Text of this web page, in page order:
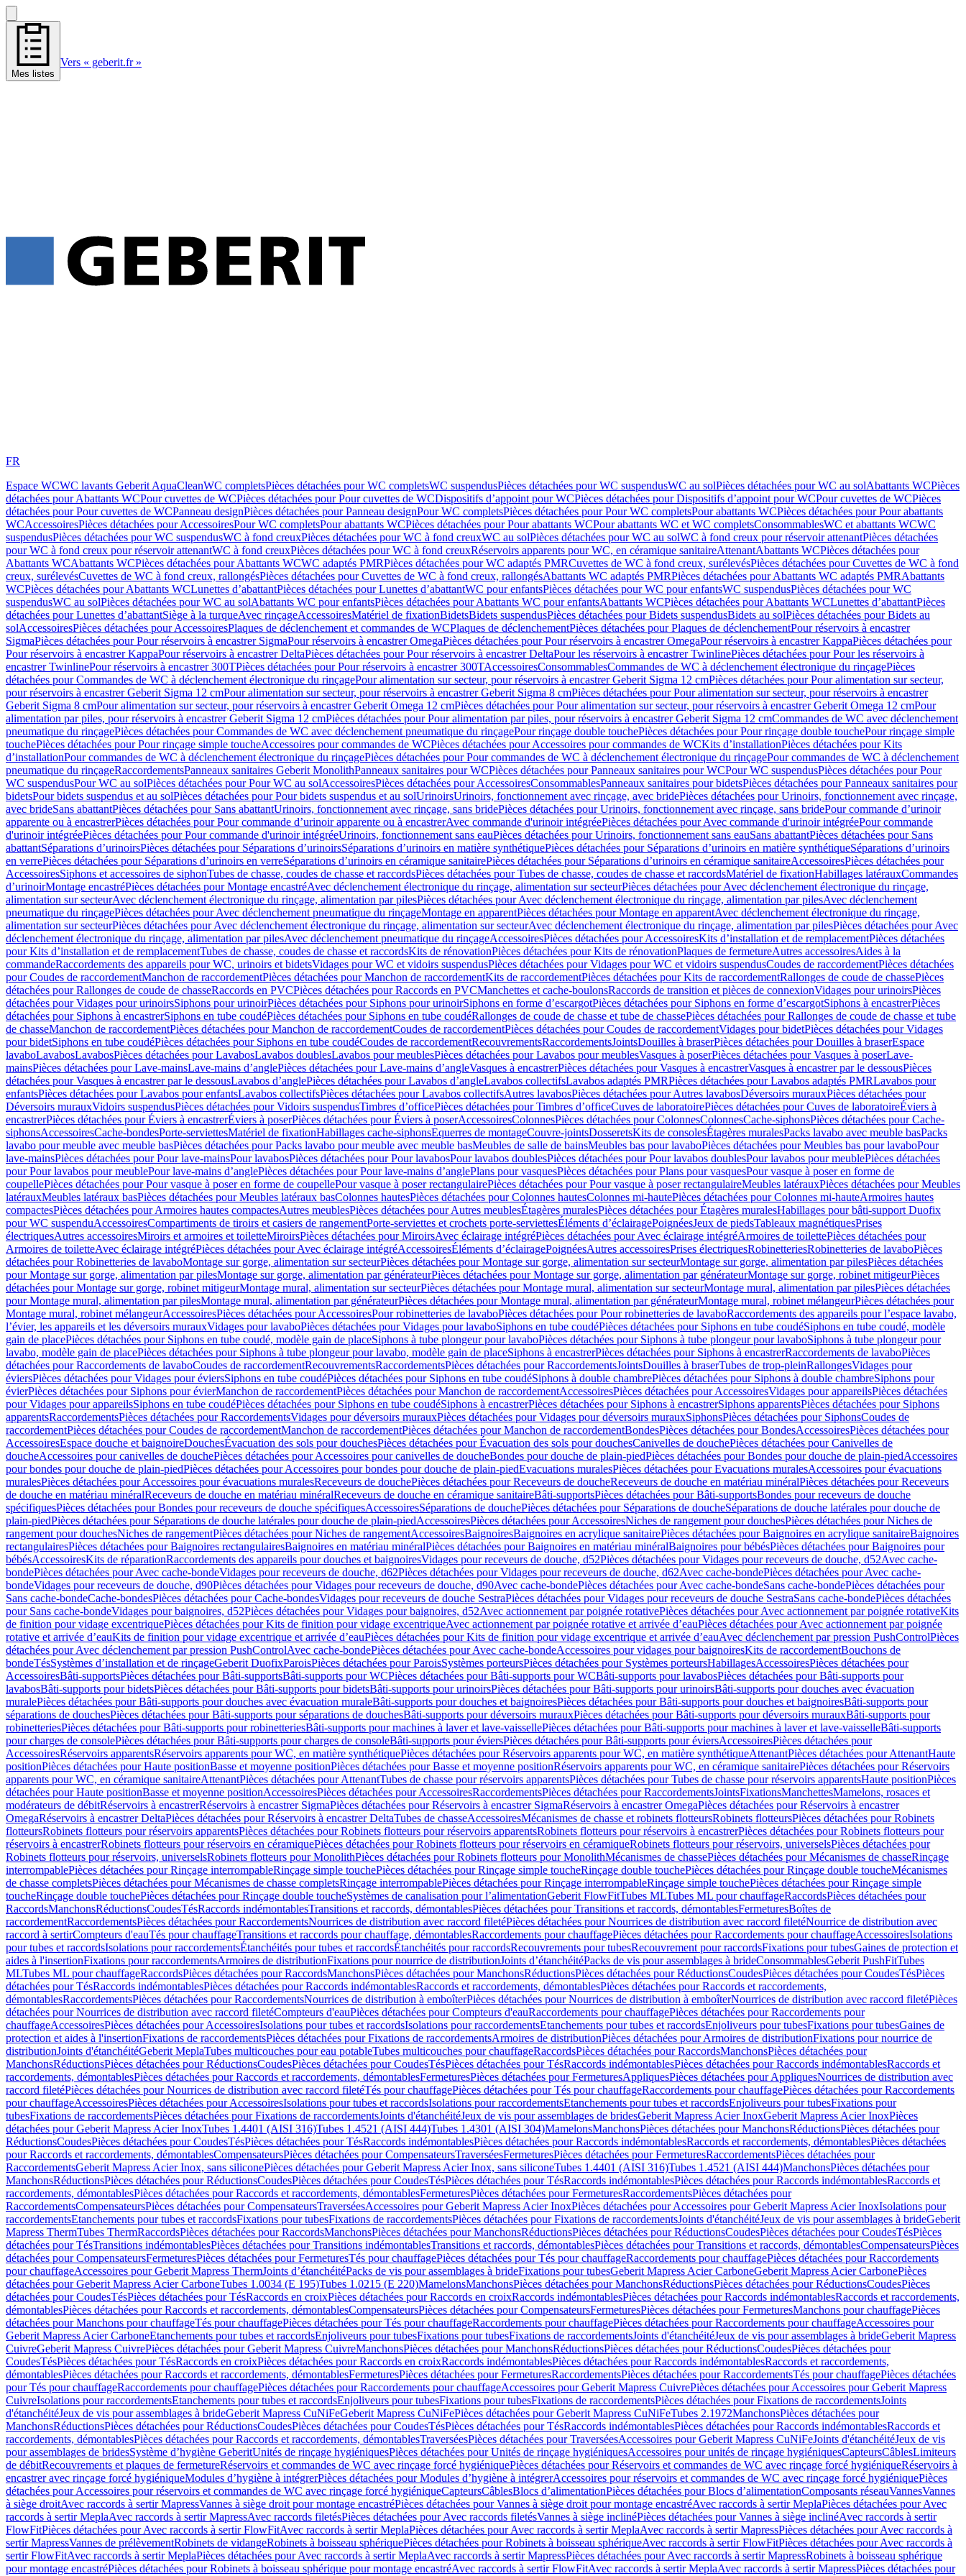
Mes listes
Vers « geberit.fr »
FR
Espace WCWC lavants Geberit AquaCleanWC completsPièces détachées pour WC completsWC suspendusPièces détachées pour WC suspendusWC au solPièces détachées pour WC au solAbattants WCPièces
détachées pour Abattants WCPour cuvettes de WCPièces détachées pour Pour cuvettes de WCDispositifs d’appoint pour WCPièces détachées pour Dispositifs d’appoint pour WCPour cuvettes de WCPièces
détachées pour Pour cuvettes de WCPanneau designPièces détachées pour Panneau designPour WC completsPièces détachées pour Pour WC completsPour abattants WCPièces détachées pour Pour abattants
WCAccessoiresPièces détachées pour AccessoiresPour WC completsPour abattants WCPièces détachées pour Pour abattants WCPour abattants WC et WC completsConsommablesWC et abattants WCWC
suspendusPièces détachées pour WC suspendusWC à fond creuxPièces détachées pour WC à fond creuxWC au solPièces détachées pour WC au solWC à fond creux pour réservoir attenantPièces détachées
pour WC à fond creux pour réservoir attenantWC à fond creuxPièces détachées pour WC à fond creuxRéservoirs apparents pour WC, en céramique sanitaireAttenantAbattants WCPièces détachées pour
Abattants WCAbattants WCPièces détachées pour Abattants WCWC adaptés PMRPièces détachées pour WC adaptés PMRCuvettes de WC à fond creux, surélevésPièces détachées pour Cuvettes de WC à fond
creux, surélevésCuvettes de WC à fond creux, rallongésPièces détachées pour Cuvettes de WC à fond creux, rallongésAbattants WC adaptés PMRPièces détachées pour Abattants WC adaptés PMRAbattants
WCPièces détachées pour Abattants WCLunettes d’abattantPièces détachées pour Lunettes d’abattantWC pour enfantsPièces détachées pour WC pour enfantsWC suspendusPièces détachées pour WC
suspendusWC au solPièces détachées pour WC au solAbattants WC pour enfantsPièces détachées pour Abattants WC pour enfantsAbattants WCPièces détachées pour Abattants WCLunettes d’abattantPièces
détachées pour Lunettes d’abattantSiège à la turqueAvec rinçageAccessoiresMatériel de fixationBidetsBidets suspendusPièces détachées pour Bidets suspendusBidets au solPièces détachées pour Bidets au
solAccessoiresPièces détachées pour AccessoiresPlaques de déclenchement et commandes de WCPlaques de déclenchementPièces détachées pour Plaques de déclenchementPour réservoirs à encastrer
SigmaPièces détachées pour Pour réservoirs à encastrer SigmaPour réservoirs à encastrer OmegaPièces détachées pour Pour réservoirs à encastrer OmegaPour réservoirs à encastrer KappaPièces détachées pour
Pour réservoirs à encastrer KappaPour réservoirs à encastrer DeltaPièces détachées pour Pour réservoirs à encastrer DeltaPour les réservoirs à encastrer TwinlinePièces détachées pour Pour les réservoirs à
encastrer TwinlinePour réservoirs à encastrer 300TPièces détachées pour Pour réservoirs à encastrer 300TAccessoiresConsommablesCommandes de WC à déclenchement électronique du rinçagePièces
détachées pour Commandes de WC à déclenchement électronique du rinçagePour alimentation sur secteur, pour réservoirs à encastrer Geberit Sigma 12 cmPièces détachées pour Pour alimentation sur secteur,
pour réservoirs à encastrer Geberit Sigma 12 cmPour alimentation sur secteur, pour réservoirs à encastrer Geberit Sigma 8 cmPièces détachées pour Pour alimentation sur secteur, pour réservoirs à encastrer
Geberit Sigma 8 cmPour alimentation sur secteur, pour réservoirs à encastrer Geberit Omega 12 cmPièces détachées pour Pour alimentation sur secteur, pour réservoirs à encastrer Geberit Omega 12 cmPour
alimentation par piles, pour réservoirs à encastrer Geberit Sigma 12 cmPièces détachées pour Pour alimentation par piles, pour réservoirs à encastrer Geberit Sigma 12 cmCommandes de WC avec déclenchement
pneumatique du rinçagePièces détachées pour Commandes de WC avec déclenchement pneumatique du rinçagePour rinçage double touchePièces détachées pour Pour rinçage double touchePour rinçage simple
touchePièces détachées pour Pour rinçage simple toucheAccessoires pour commandes de WCPièces détachées pour Accessoires pour commandes de WCKits d’installationPièces détachées pour Kits
d’installationPour commandes de WC à déclenchement électronique du rinçagePièces détachées pour Pour commandes de WC à déclenchement électronique du rinçagePour commandes de WC à déclenchement
pneumatique du rinçageRaccordementsPanneaux sanitaires Geberit MonolithPanneaux sanitaires pour WCPièces détachées pour Panneaux sanitaires pour WCPour WC suspendusPièces détachées pour Pour
WC suspendusPour WC au solPièces détachées pour Pour WC au solAccessoiresPièces détachées pour AccessoiresConsommablesPanneaux sanitaires pour bidetsPièces détachées pour Panneaux sanitaires pour
bidetsPour bidets suspendus et au solPièces détachées pour Pour bidets suspendus et au solUrinoirsUrinoirs, fonctionnement avec rinçage, avec bridePièces détachées pour Urinoirs, fonctionnement avec rinçage,
avec brideSans abattantPièces détachées pour Sans abattantUrinoirs, fonctionnement avec rinçage, sans bridePièces détachées pour Urinoirs, fonctionnement avec rinçage, sans bridePour commande d’urinoir
apparente ou à encastrerPièces détachées pour Pour commande d’urinoir apparente ou à encastrerAvec commande d'urinoir intégréePièces détachées pour Avec commande d'urinoir intégréePour commande
d'urinoir intégréePièces détachées pour Pour commande d'urinoir intégréeUrinoirs, fonctionnement sans eauPièces détachées pour Urinoirs, fonctionnement sans eauSans abattantPièces détachées pour Sans
abattantSéparations d’urinoirsPièces détachées pour Séparations d’urinoirsSéparations d’urinoirs en matière synthétiquePièces détachées pour Séparations d’urinoirs en matière synthétiqueSéparations d’urinoirs
en verrePièces détachées pour Séparations d’urinoirs en verreSéparations d’urinoirs en céramique sanitairePièces détachées pour Séparations d’urinoirs en céramique sanitaireAccessoiresPièces détachées pour
AccessoiresSiphons et accessoires de siphonTubes de chasse, coudes de chasse et raccordsPièces détachées pour Tubes de chasse, coudes de chasse et raccordsMatériel de fixationHabillages latérauxCommandes
dʼurinoirMontage encastréPièces détachées pour Montage encastréAvec déclenchement électronique du rinçage, alimentation sur secteurPièces détachées pour Avec déclenchement électronique du rinçage,
alimentation sur secteurAvec déclenchement électronique du rinçage, alimentation par pilesPièces détachées pour Avec déclenchement électronique du rinçage, alimentation par pilesAvec déclenchement
pneumatique du rinçagePièces détachées pour Avec déclenchement pneumatique du rinçageMontage en apparentPièces détachées pour Montage en apparentAvec déclenchement électronique du rinçage,
alimentation sur secteurPièces détachées pour Avec déclenchement électronique du rinçage, alimentation sur secteurAvec déclenchement électronique du rinçage, alimentation par pilesPièces détachées pour Avec
déclenchement électronique du rinçage, alimentation par pilesAvec déclenchement pneumatique du rinçageAccessoiresPièces détachées pour AccessoiresKits d’installation et de remplacementPièces détachées
pour Kits d’installation et de remplacementTubes de chasse, coudes de chasse et raccordsKits de rénovationPièces détachées pour Kits de rénovationPlaques de fermetureAutres accessoiresAides à la
commandeRaccordements des appareils pour WC, urinoirs et bidetsVidages pour WC et vidoirs suspendusPièces détachées pour Vidages pour WC et vidoirs suspendusCoudes de raccordementPièces détachées
pour Coudes de raccordementManchon de raccordementPièces détachées pour Manchon de raccordementKits de raccordementPièces détachées pour Kits de raccordementRallonges de coude de chassePièces
détachées pour Rallonges de coude de chasseRaccords en PVCPièces détachées pour Raccords en PVCManchettes et cache-boulonsRaccords de transition et pièces de connexionVidages pour urinoirsPièces
détachées pour Vidages pour urinoirsSiphons pour urinoirPièces détachées pour Siphons pour urinoirSiphons en forme d’escargotPièces détachées pour Siphons en forme d’escargotSiphons à encastrerPièces
détachées pour Siphons à encastrerSiphons en tube coudéPièces détachées pour Siphons en tube coudéRallonges de coude de chasse et tube de chassePièces détachées pour Rallonges de coude de chasse et tube
de chasseManchon de raccordementPièces détachées pour Manchon de raccordementCoudes de raccordementPièces détachées pour Coudes de raccordementVidages pour bidetPièces détachées pour Vidages
pour bidetSiphons en tube coudéPièces détachées pour Siphons en tube coudéCoudes de raccordementRecouvrementsRaccordementsJointsDouilles à braserPièces détachées pour Douilles à braserEspace
lavaboLavabosLavabosPièces détachées pour LavabosLavabos doublesLavabos pour meublesPièces détachées pour Lavabos pour meublesVasques à poserPièces détachées pour Vasques à poserLave-
mainsPièces détachées pour Lave-mainsLave-mains d’anglePièces détachées pour Lave-mains d’angleVasques à encastrerPièces détachées pour Vasques à encastrerVasques à encastrer par le dessousPièces
détachées pour Vasques à encastrer par le dessousLavabos d’anglePièces détachées pour Lavabos d’angleLavabos collectifsLavabos adaptés PMRPièces détachées pour Lavabos adaptés PMRLavabos pour
enfantsPièces détachées pour Lavabos pour enfantsLavabos collectifsPièces détachées pour Lavabos collectifsAutres lavabosPièces détachées pour Autres lavabosDéversoirs murauxPièces détachées pour
Déversoirs murauxVidoirs suspendusPièces détachées pour Vidoirs suspendusTimbres dʼofficePièces détachées pour Timbres dʼofficeCuves de laboratoirePièces détachées pour Cuves de laboratoireÉviers à
encastrerPièces détachées pour Éviers à encastrerÉviers à poserPièces détachées pour Éviers à poserAccessoiresColonnesPièces détachées pour ColonnesColonnesCache-siphonsPièces détachées pour Cache-
siphonsAccessoiresCache-bondesPorte-serviettesMatériel de fixationHabillages cache-siphonsEquerres de montageCouvre-jointsDosseretsKits de consolesÉtagères muralesPacks lavabo avec meuble basPacks
lavabo pour meuble avec meuble basPièces détachées pour Packs lavabo pour meuble avec meuble basMeubles de salle de bainsMeubles bas pour lavaboPièces détachées pour Meubles bas pour lavaboPour
lave-mainsPièces détachées pour Pour lave-mainsPour lavabosPièces détachées pour Pour lavabosPour lavabos doublesPièces détachées pour Pour lavabos doublesPour lavabos pour meublePièces détachées
pour Pour lavabos pour meublePour lave-mains d’anglePièces détachées pour Pour lave-mains d’anglePlans pour vasquesPièces détachées pour Plans pour vasquesPour vasque à poser en forme de
coupellePièces détachées pour Pour vasque à poser en forme de coupellePour vasque à poser rectangulairePièces détachées pour Pour vasque à poser rectangulaireMeubles latérauxPièces détachées pour Meubles
latérauxMeubles latéraux basPièces détachées pour Meubles latéraux basColonnes hautesPièces détachées pour Colonnes hautesColonnes mi-hautePièces détachées pour Colonnes mi-hauteArmoires hautes
compactesPièces détachées pour Armoires hautes compactesAutres meublesPièces détachées pour Autres meublesÉtagères muralesPièces détachées pour Étagères muralesHabillages pour bâti-support Duofix
pour WC suspenduAccessoiresCompartiments de tiroirs et casiers de rangementPorte-serviettes et crochets porte-serviettesÉléments d’éclairagePoignéesJeux de piedsTableaux magnétiquesPrises
électriquesAutres accessoiresMiroirs et armoires et toiletteMiroirsPièces détachées pour MiroirsAvec éclairage intégréPièces détachées pour Avec éclairage intégréArmoires de toilettePièces détachées pour
Armoires de toiletteAvec éclairage intégréPièces détachées pour Avec éclairage intégréAccessoiresÉléments d’éclairagePoignéesAutres accessoiresPrises électriquesRobinetteriesRobinetteries de lavaboPièces
détachées pour Robinetteries de lavaboMontage sur gorge, alimentation sur secteurPièces détachées pour Montage sur gorge, alimentation sur secteurMontage sur gorge, alimentation par pilesPièces détachées
pour Montage sur gorge, alimentation par pilesMontage sur gorge, alimentation par générateurPièces détachées pour Montage sur gorge, alimentation par générateurMontage sur gorge, robinet mitigeurPièces
détachées pour Montage sur gorge, robinet mitigeurMontage mural, alimentation sur secteurPièces détachées pour Montage mural, alimentation sur secteurMontage mural, alimentation par pilesPièces détachées
pour Montage mural, alimentation par pilesMontage mural, alimentation par générateurPièces détachées pour Montage mural, alimentation par générateurMontage mural, robinet mélangeurPièces détachées pour
Montage mural, robinet mélangeurAccessoiresPièces détachées pour AccessoiresPour robinetteries de lavaboPièces détachées pour Pour robinetteries de lavaboRaccordements des appareils pour l’espace lavabo,
l’évier, les appareils et les déversoirs murauxVidages pour lavaboPièces détachées pour Vidages pour lavaboSiphons en tube coudéPièces détachées pour Siphons en tube coudéSiphons en tube coudé, modèle
gain de placePièces détachées pour Siphons en tube coudé, modèle gain de placeSiphons à tube plongeur pour lavaboPièces détachées pour Siphons à tube plongeur pour lavaboSiphons à tube plongeur pour
lavabo, modèle gain de placePièces détachées pour Siphons à tube plongeur pour lavabo, modèle gain de placeSiphons à encastrerPièces détachées pour Siphons à encastrerRaccordements de lavaboPièces
détachées pour Raccordements de lavaboCoudes de raccordementRecouvrementsRaccordementsPièces détachées pour RaccordementsJointsDouilles à braserTubes de trop-pleinRallongesVidages pour
éviersPièces détachées pour Vidages pour éviersSiphons en tube coudéPièces détachées pour Siphons en tube coudéSiphons à double chambrePièces détachées pour Siphons à double chambreSiphons pour
évierPièces détachées pour Siphons pour évierManchon de raccordementPièces détachées pour Manchon de raccordementAccessoiresPièces détachées pour AccessoiresVidages pour appareilsPièces détachées
pour Vidages pour appareilsSiphons en tube coudéPièces détachées pour Siphons en tube coudéSiphons à encastrerPièces détachées pour Siphons à encastrerSiphons apparentsPièces détachées pour Siphons
apparentsRaccordementsPièces détachées pour RaccordementsVidages pour déversoirs murauxPièces détachées pour Vidages pour déversoirs murauxSiphonsPièces détachées pour SiphonsCoudes de
raccordementPièces détachées pour Coudes de raccordementManchon de raccordementPièces détachées pour Manchon de raccordementBondesPièces détachées pour BondesAccessoiresPièces détachées pour
AccessoiresEspace douche et baignoireDouchesÉvacuation des sols pour douchesPièces détachées pour Évacuation des sols pour douchesCanivelles de douchePièces détachées pour Canivelles de
doucheAccessoires pour canivelles de douchePièces détachées pour Accessoires pour canivelles de doucheBondes pour douche de plain-piedPièces détachées pour Bondes pour douche de plain-piedAccessoires
pour bondes pour douche de plain-piedPièces détachées pour Accessoires pour bondes pour douche de plain-piedEvacuations muralesPièces détachées pour Evacuations muralesAccessoires pour évacuations
muralesPièces détachées pour Accessoires pour évacuations muralesReceveurs de douchePièces détachées pour Receveurs de doucheReceveurs de douche en matériau minéralPièces détachées pour Receveurs
de douche en matériau minéralReceveurs de douche en matériau minéralReceveurs de douche en céramique sanitaireBâti-supportsPièces détachées pour Bâti-supportsBondes pour receveurs de douche
spécifiquesPièces détachées pour Bondes pour receveurs de douche spécifiquesAccessoiresSéparations de douchePièces détachées pour Séparations de doucheSéparations de douche latérales pour douche de
plain-piedPièces détachées pour Séparations de douche latérales pour douche de plain-piedAccessoiresPièces détachées pour AccessoiresNiches de rangement pour douchesPièces détachées pour Niches de
rangement pour douchesNiches de rangementPièces détachées pour Niches de rangementAccessoiresBaignoiresBaignoires en acrylique sanitairePièces détachées pour Baignoires en acrylique sanitaireBaignoires
rectangulairesPièces détachées pour Baignoires rectangulairesBaignoires en matériau minéralPièces détachées pour Baignoires en matériau minéralBaignoires pour bébésPièces détachées pour Baignoires pour
bébésAccessoiresKits de réparationRaccordements des appareils pour douches et baignoiresVidages pour receveurs de douche, d52Pièces détachées pour Vidages pour receveurs de douche, d52Avec cache-
bondePièces détachées pour Avec cache-bondeVidages pour receveurs de douche, d62Pièces détachées pour Vidages pour receveurs de douche, d62Avec cache-bondePièces détachées pour Avec cache-
bondeVidages pour receveurs de douche, d90Pièces détachées pour Vidages pour receveurs de douche, d90Avec cache-bondePièces détachées pour Avec cache-bondeSans cache-bondePièces détachées pour
Sans cache-bondeCache-bondesPièces détachées pour Cache-bondesVidages pour receveurs de douche SestraPièces détachées pour Vidages pour receveurs de douche SestraSans cache-bondePièces détachées
pour Sans cache-bondeVidages pour baignoires, d52Pièces détachées pour Vidages pour baignoires, d52Avec actionnement par poignée rotativePièces détachées pour Avec actionnement par poignée rotativeKits
de finition pour vidage excentriquePièces détachées pour Kits de finition pour vidage excentriqueAvec actionnement par poignée rotative et arrivée d’eauPièces détachées pour Avec actionnement par poignée
rotative et arrivée d’eauKits de finition pour vidage excentrique et arrivée d’eauPièces détachées pour Kits de finition pour vidage excentrique et arrivée d’eauAvec déclenchement par pression PushControlPièces
détachées pour Avec déclenchement par pression PushControlAvec cache-bondePièces détachées pour Avec cache-bondeAccessoires pour vidages pour baignoiresKits de raccordementBouchons de
bondeTésSystèmes d’installation et de rinçageGeberit DuofixParoisPièces détachées pour ParoisSystèmes porteursPièces détachées pour Systèmes porteursHabillagesAccessoiresPièces détachées pour
AccessoiresBâti-supportsPièces détachées pour Bâti-supportsBâti-supports pour WCPièces détachées pour Bâti-supports pour WCBâti-supports pour lavabosPièces détachées pour Bâti-supports pour
lavabosBâti-supports pour bidetsPièces détachées pour Bâti-supports pour bidetsBâti-supports pour urinoirsPièces détachées pour Bâti-supports pour urinoirsBâti-supports pour douches avec évacuation
muralePièces détachées pour Bâti-supports pour douches avec évacuation muraleBâti-supports pour douches et baignoiresPièces détachées pour Bâti-supports pour douches et baignoiresBâti-supports pour
séparations de douchesPièces détachées pour Bâti-supports pour séparations de douchesBâti-supports pour déversoirs murauxPièces détachées pour Bâti-supports pour déversoirs murauxBâti-supports pour
robinetteriesPièces détachées pour Bâti-supports pour robinetteriesBâti-supports pour machines à laver et lave-vaissellePièces détachées pour Bâti-supports pour machines à laver et lave-vaisselleBâti-supports
pour charges de consolePièces détachées pour Bâti-supports pour charges de consoleBâti-supports pour éviersPièces détachées pour Bâti-supports pour éviersAccessoiresPièces détachées pour
AccessoiresRéservoirs apparentsRéservoirs apparents pour WC, en matière synthétiquePièces détachées pour Réservoirs apparents pour WC, en matière synthétiqueAttenantPièces détachées pour AttenantHaute
positionPièces détachées pour Haute positionBasse et moyenne positionPièces détachées pour Basse et moyenne positionRéservoirs apparents pour WC, en céramique sanitairePièces détachées pour Réservoirs
apparents pour WC, en céramique sanitaireAttenantPièces détachées pour AttenantTubes de chasse pour réservoirs apparentsPièces détachées pour Tubes de chasse pour réservoirs apparentsHaute positionPièces
détachées pour Haute positionBasse et moyenne positionAccessoiresPièces détachées pour AccessoiresRaccordementsPièces détachées pour RaccordementsJointsFixationsManchettesMamelons, rosaces et
modérateurs de débitRéservoirs à encastrerRéservoirs à encastrer SigmaPièces détachées pour Réservoirs à encastrer SigmaRéservoirs à encastrer OmegaPièces détachées pour Réservoirs à encastrer
OmegaRéservoirs à encastrer DeltaPièces détachées pour Réservoirs à encastrer DeltaTubes de chasseAccessoiresMécanismes de chasse et robinets flotteursRobinets flotteursPièces détachées pour Robinets
flotteursRobinets flotteurs pour réservoirs apparentsPièces détachées pour Robinets flotteurs pour réservoirs apparentsRobinets flotteurs pour réservoirs à encastrerPièces détachées pour Robinets flotteurs pour
réservoirs à encastrerRobinets flotteurs pour réservoirs en céramiquePièces détachées pour Robinets flotteurs pour réservoirs en céramiqueRobinets flotteurs pour réservoirs, universelsPièces détachées pour
Robinets flotteurs pour réservoirs, universelsRobinets flotteurs pour MonolithPièces détachées pour Robinets flotteurs pour MonolithMécanismes de chassePièces détachées pour Mécanismes de chasseRinçage
interrompablePièces détachées pour Rinçage interrompableRinçage simple touchePièces détachées pour Rinçage simple toucheRinçage double touchePièces détachées pour Rinçage double toucheMécanismes
de chasse completsPièces détachées pour Mécanismes de chasse completsRinçage interrompablePièces détachées pour Rinçage interrompableRinçage simple touchePièces détachées pour Rinçage simple
toucheRinçage double touchePièces détachées pour Rinçage double toucheSystèmes de canalisation pour l’alimentationGeberit FlowFitTubes MLTubes ML pour chauffageRaccordsPièces détachées pour
RaccordsManchonsRéductionsCoudesTésRaccords indémontablesTransitions et raccords, démontablesPièces détachées pour Transitions et raccords, démontablesFermeturesBoîtes de
raccordementRaccordementsPièces détachées pour RaccordementsNourrices de distribution avec raccord filetéPièces détachées pour Nourrices de distribution avec raccord filetéNourrice de distribution avec
raccord à sertirCompteurs d'eauTés pour chauffageTransitions et raccords pour chauffage, démontablesRaccordements pour chauffagePièces détachées pour Raccordements pour chauffageAccessoiresIsolations
pour tubes et raccordsIsolations pour raccordementsÉtanchéités pour tubes et raccordsÉtanchéités pour raccordsRecouvrements pour tubesRecouvrement pour raccordsFixations pour tubesGaines de protection et
aides à l'insertionFixations pour raccordementsArmoires de distributionFixations pour nourrice de distributionJoints d’étanchéitéPacks de vis pour assemblages à brideConsommablesGeberit PushFitTubes
MLTubes ML pour chauffageRaccordsPièces détachées pour RaccordsManchonsPièces détachées pour ManchonsRéductionsPièces détachées pour RéductionsCoudesPièces détachées pour CoudesTésPièces
détachées pour TésRaccords indémontablesPièces détachées pour Raccords indémontablesRaccords et raccordements, démontablesPièces détachées pour Raccords et raccordements,
démontablesRaccordementsPièces détachées pour RaccordementsNourrices de distribution à emboîterPièces détachées pour Nourrices de distribution à emboîterNourrices de distribution avec raccord filetéPièces
détachées pour Nourrices de distribution avec raccord filetéCompteurs d'eauPièces détachées pour Compteurs d'eauRaccordements pour chauffagePièces détachées pour Raccordements pour
chauffageAccessoiresPièces détachées pour AccessoiresIsolations pour tubes et raccordsIsolations pour raccordementsEtanchements pour tubes et raccordsEnjoliveurs pour tubesFixations pour tubesGaines de
protection et aides à l'insertionFixations de raccordementsPièces détachées pour Fixations de raccordementsArmoires de distributionPièces détachées pour Armoires de distributionFixations pour nourrice de
distributionJoints d'étanchéitéGeberit MeplaTubes multicouches pour eau potableTubes multicouches pour chauffageRaccordsPièces détachées pour RaccordsManchonsPièces détachées pour
ManchonsRéductionsPièces détachées pour RéductionsCoudesPièces détachées pour CoudesTésPièces détachées pour TésRaccords indémontablesPièces détachées pour Raccords indémontablesRaccords et
raccordements, démontablesPièces détachées pour Raccords et raccordements, démontablesFermeturesPièces détachées pour FermeturesAppliquesPièces détachées pour AppliquesNourrices de distribution avec
raccord filetéPièces détachées pour Nourrices de distribution avec raccord filetéTés pour chauffagePièces détachées pour Tés pour chauffageRaccordements pour chauffagePièces détachées pour Raccordements
pour chauffageAccessoiresPièces détachées pour AccessoiresIsolations pour tubes et raccordsIsolations pour raccordementsEtanchements pour tubes et raccordsEnjoliveurs pour tubesFixations pour
tubesFixations de raccordementsPièces détachées pour Fixations de raccordementsJoints d'étanchéitéJeux de vis pour assemblages de bridesGeberit Mapress Acier InoxGeberit Mapress Acier InoxPièces
détachées pour Geberit Mapress Acier InoxTubes 1.4401 (AISI 316)Tubes 1.4521 (AISI 444)Tubes 1.4301 (AISI 304)MamelonsManchonsPièces détachées pour ManchonsRéductionsPièces détachées pour
RéductionsCoudesPièces détachées pour CoudesTésPièces détachées pour TésRaccords indémontablesPièces détachées pour Raccords indémontablesRaccords et raccordements, démontablesPièces détachées
pour Raccords et raccordements, démontablesCompensateursPièces détachées pour CompensateursTraverséesFermeturesPièces détachées pour FermeturesRaccordementsPièces détachées pour
RaccordementsGeberit Mapress Acier Inox, sans siliconePièces détachées pour Geberit Mapress Acier Inox, sans siliconeTubes 1.4401 (AISI 316)Tubes 1.4521 (AISI 444)ManchonsPièces détachées pour
ManchonsRéductionsPièces détachées pour RéductionsCoudesPièces détachées pour CoudesTésPièces détachées pour TésRaccords indémontablesPièces détachées pour Raccords indémontablesRaccords et
raccordements, démontablesPièces détachées pour Raccords et raccordements, démontablesFermeturesPièces détachées pour FermeturesRaccordementsPièces détachées pour
RaccordementsCompensateursPièces détachées pour CompensateursTraverséesAccessoires pour Geberit Mapress Acier InoxPièces détachées pour Accessoires pour Geberit Mapress Acier InoxIsolations pour
raccordementsEtanchements pour tubes et raccordsFixations pour tubesFixations de raccordementsPièces détachées pour Fixations de raccordementsJoints d'étanchéitéJeux de vis pour assemblages à brideGeberit
Mapress ThermTubes ThermRaccordsPièces détachées pour RaccordsManchonsPièces détachées pour ManchonsRéductionsPièces détachées pour RéductionsCoudesPièces détachées pour CoudesTésPièces
détachées pour TésTransitions indémontablesPièces détachées pour Transitions indémontablesTransitions et raccords, démontablesPièces détachées pour Transitions et raccords, démontablesCompensateursPièces
détachées pour CompensateursFermeturesPièces détachées pour FermeturesTés pour chauffagePièces détachées pour Tés pour chauffageRaccordements pour chauffagePièces détachées pour Raccordements
pour chauffageAccessoires pour Geberit Mapress ThermJoints d’étanchéitéPacks de vis pour assemblages à brideFixations pour tubesGeberit Mapress Acier CarboneGeberit Mapress Acier CarbonePièces
détachées pour Geberit Mapress Acier CarboneTubes 1.0034 (E 195)Tubes 1.0215 (E 220)MamelonsManchonsPièces détachées pour ManchonsRéductionsPièces détachées pour RéductionsCoudesPièces
détachées pour CoudesTésPièces détachées pour TésRaccords en croixPièces détachées pour Raccords en croixRaccords indémontablesPièces détachées pour Raccords indémontablesRaccords et raccordements,
démontablesPièces détachées pour Raccords et raccordements, démontablesCompensateursPièces détachées pour CompensateursFermeturesPièces détachées pour FermeturesManchons pour chauffagePièces
détachées pour Manchons pour chauffageTés pour chauffagePièces détachées pour Tés pour chauffageRaccordements pour chauffagePièces détachées pour Raccordements pour chauffageAccessoires pour
Geberit Mapress Acier CarboneEtanchements pour tubes et raccordsEnjoliveurs pour tubesFixations pour tubesFixations de raccordementsJoints d'étanchéitéJeux de vis pour assemblages à brideGeberit Mapress
CuivreGeberit Mapress CuivrePièces détachées pour Geberit Mapress CuivreManchonsPièces détachées pour ManchonsRéductionsPièces détachées pour RéductionsCoudesPièces détachées pour
CoudesTésPièces détachées pour TésRaccords en croixPièces détachées pour Raccords en croixRaccords indémontablesPièces détachées pour Raccords indémontablesRaccords et raccordements,
démontablesPièces détachées pour Raccords et raccordements, démontablesFermeturesPièces détachées pour FermeturesRaccordementsPièces détachées pour RaccordementsTés pour chauffagePièces détachées
pour Tés pour chauffageRaccordements pour chauffagePièces détachées pour Raccordements pour chauffageAccessoires pour Geberit Mapress CuivrePièces détachées pour Accessoires pour Geberit Mapress
CuivreIsolations pour raccordementsEtanchements pour tubes et raccordsEnjoliveurs pour tubesFixations pour tubesFixations de raccordementsPièces détachées pour Fixations de raccordementsJoints
d'étanchéitéJeux de vis pour assemblages à brideGeberit Mapress CuNiFeGeberit Mapress CuNiFePièces détachées pour Geberit Mapress CuNiFeTubes 2.1972ManchonsPièces détachées pour
ManchonsRéductionsPièces détachées pour RéductionsCoudesPièces détachées pour CoudesTésPièces détachées pour TésRaccords indémontablesPièces détachées pour Raccords indémontablesRaccords et
raccordements, démontablesPièces détachées pour Raccords et raccordements, démontablesTraverséesPièces détachées pour TraverséesAccessoires pour Geberit Mapress CuNiFeJoints d'étanchéitéJeux de vis
pour assemblages de bridesSystème d’hygiène GeberitUnités de rinçage hygiéniquesPièces détachées pour Unités de rinçage hygiéniquesAccessoires pour unités de rinçage hygiéniquesCapteursCâblesLimiteurs
de débitRecouvrements et plaques de fermetureRéservoirs et commandes de WC avec rinçage forcé hygiéniquePièces détachées pour Réservoirs et commandes de WC avec rinçage forcé hygiéniqueRéservoirs à
encastrer avec rinçage forcé hygiéniqueModules d’hygiène à intégrerPièces détachées pour Modules d’hygiène à intégrerAccessoires pour réservoirs et commandes de WC avec rinçage forcé hygiéniquePièces
détachées pour Accessoires pour réservoirs et commandes de WC avec rinçage forcé hygiéniqueCapteursCâblesBlocs d’alimentationPièces détachées pour Blocs d’alimentationComposants réseauVannesVannes
à siège droitAvec raccords à sertir MapressVannes à siège droit pour montage encastréPièces détachées pour Vannes à siège droit pour montage encastréAvec raccords à sertir MeplaPièces détachées pour Avec
raccords à sertir MeplaAvec raccords à sertir MapressAvec raccords filetésPièces détachées pour Avec raccords filetésVannes à siège inclinéPièces détachées pour Vannes à siège inclinéAvec raccords à sertir
FlowFitPièces détachées pour Avec raccords à sertir FlowFitAvec raccords à sertir MeplaPièces détachées pour Avec raccords à sertir MeplaAvec raccords à sertir MapressPièces détachées pour Avec raccords à
sertir MapressVannes de prélèvementRobinets de vidangeRobinets à boisseau sphériquePièces détachées pour Robinets à boisseau sphériqueAvec raccords à sertir FlowFitPièces détachées pour Avec raccords à
sertir FlowFitAvec raccords à sertir MeplaPièces détachées pour Avec raccords à sertir MeplaAvec raccords à sertir MapressPièces détachées pour Avec raccords à sertir MapressRobinets à boisseau sphérique
pour montage encastréPièces détachées pour Robinets à boisseau sphérique pour montage encastréAvec raccords à sertir FlowFitAvec raccords à sertir MeplaAvec raccords à sertir MapressPièces détachées pour